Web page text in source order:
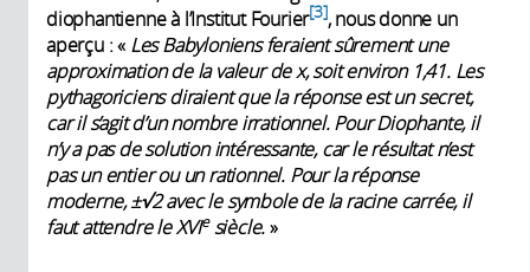
diophantienne à l’Institut Fourier 3 , nous donne un
aperçu : « Les Babyloniens feraient sûrement une
approximation de la valeur de x, soit environ 1,41. Les
pythagoriciens diraient que la réponse est un secret,
car il s’agit d’un nombre irrationnel. Pour Diophante, il
n’y a pas de solution intéressante, car le résultat n’est
pas un entier ou un rationnel. Pour la réponse
moderne, ±√2 avec le symbole de la racine carrée, il
faut attendre le XVIesiècle.»